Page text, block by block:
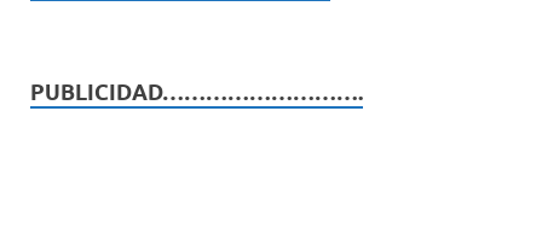
PUBLICIDAD……………………….